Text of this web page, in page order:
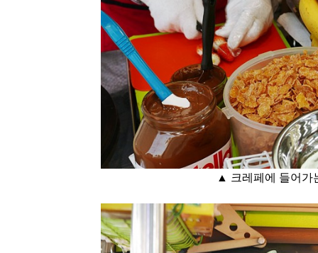
▲ 크레페에 들어가